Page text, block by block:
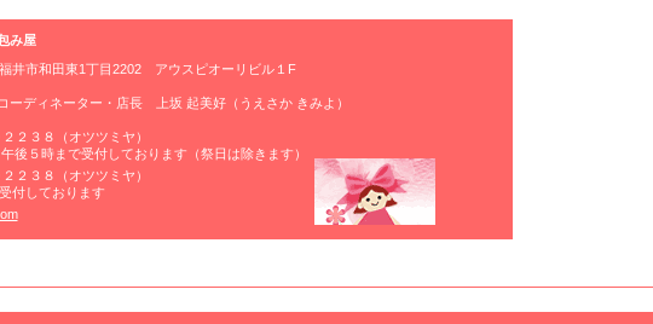
み屋
市和田東1丁目2202 アウスピオーリビル１F
ディネーター・店長 上坂 起美好（うえさか きみよ）
２３８（オツツミヤ）
後５時まで受付しております（祭日は除きます）
２３８（オツツミヤ）
付しております